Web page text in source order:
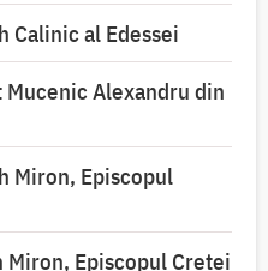
Calinic al Edessei
Alexandru din
Miron, Episcopul
Episcopul Cretei